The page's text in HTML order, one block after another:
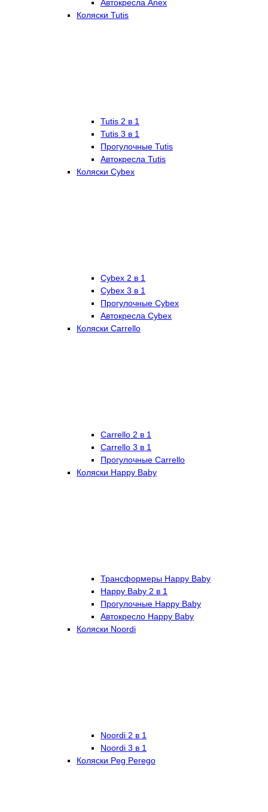
Автокресла Anex
Коляски Tutis
Tutis 2 в 1
Tutis 3 в 1
Прогулочные Tutis
Автокресла Tutis
Коляски Cybex
Cybex 2 в 1
Cybex 3 в 1
Прогулочные Cybex
Автокресла Cybex
Коляски Carrello
Carrello 2 в 1
Carrello 3 в 1
Прогулочные Carrello
Коляски Happy Baby
Трансформеры Happy Baby
Happy Baby 2 в 1
Прогулочные Happy Baby
Автокресло Happy Baby
Коляски Noordi
Noordi 2 в 1
Noordi 3 в 1
Коляски Peg Perego